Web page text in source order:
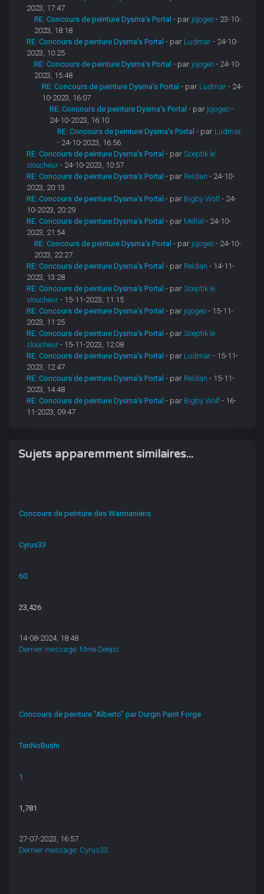
2023, 17:47
RE: Concours de peinture Dysma's Portal - par jojogeo - 23-10-
2023, 18:18
RE: Concours de peinture Dysma's Portal - par Ludmar - 24-10-
2023, 10:25
RE: Concours de peinture Dysma's Portal - par jojogeo - 24-10-
2023, 15:48
RE: Concours de peinture Dysma's Portal - par Ludmar - 24-
10-2023, 16:07
RE: Concours de peinture Dysma's Portal - par jojogeo -
24-10-2023, 16:10
RE: Concours de peinture Dysma's Portal - par Ludmar
- 24-10-2023, 16:56
RE: Concours de peinture Dysma's Portal - parSceptik le
sloucheur - 24-10-2023, 10:57
RE: Concours de peinture Dysma's Portal - par Reldan - 24-10-
2023, 20:13
RE: Concours de peinture Dysma's Portal - par Bigby Wolf - 24-
10-2023, 20:29
RE: Concours de peinture Dysma's Portal - par Mellal - 24-10-
2023, 21:54
RE: Concours de peinture Dysma's Portal - par jojogeo - 24-10-
2023, 22:27
RE: Concours de peinture Dysma's Portal - par Reldan - 14-11-
2023, 13:28
RE: Concours de peinture Dysma's Portal - parSceptik le
sloucheur - 15-11-2023, 11:15
RE: Concours de peinture Dysma's Portal - par jojogeo - 15-11-
2023, 11:25
RE: Concours de peinture Dysma's Portal - parSceptik le
sloucheur - 15-11-2023, 12:08
RE: Concours de peinture Dysma's Portal - par Ludmar - 15-11-
2023, 12:47
RE: Concours de peinture Dysma's Portal - par Reldan - 15-11-
2023, 14:48
RE: Concours de peinture Dysma's Portal - par Bigby Wolf - 16-
11-2023, 09:47
Sujets apparemment similaires...
Concours de peinture des Warmaniens
Cyrus33
60
23,426
14-08-2024, 18:48
Dernier message: Mme Deepo
Concours de peinture "Alberto" par Durgin Paint Forge
TenNoBushi
1
1,781
27-07-2023, 16:57
Dernier message: Cyrus33